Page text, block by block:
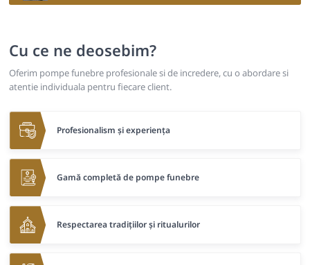
Cu ce ne deosebim?
Oferim pompe funebre profesionale si de incredere, cu o abordare si
atentie individuala pentru fiecare client.
Profesionalism și experiența
Gamă completă de pompe funebre
Respectarea tradițiilor și ritualurilor